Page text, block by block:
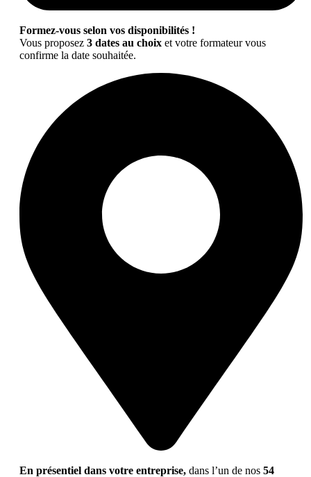
Formez-vous selon vos disponibilités !
Vous proposez 3 dates au choix et votre formateur vous
confirme la date souhaitée.
En présentiel dans votre entreprise, dans l’un de nos 54